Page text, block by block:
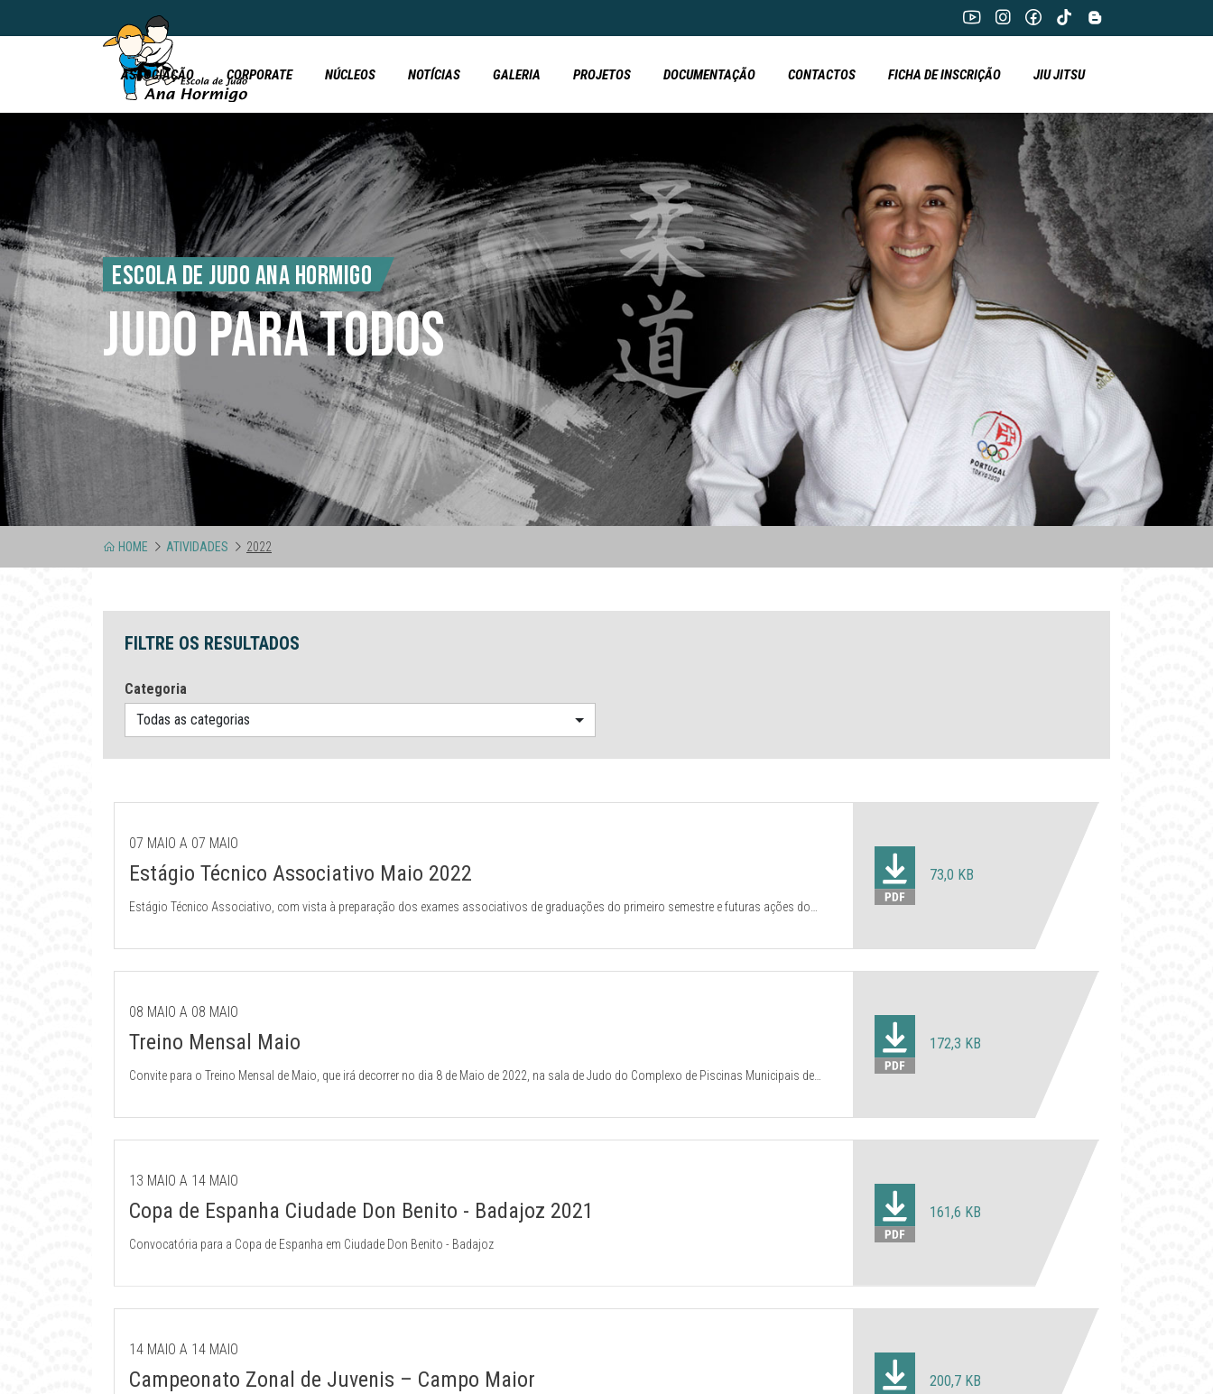
ASSOCIAÇÃO CORPORATE NÚCLEOS NOTÍCIAS GALERIA PROJETOS DOCUMENTAÇÃO CONTACTOS FICHA DE INSCRIÇÃO JIU JITSU
ESCOLA DE JUDO ANA HORMIGO
JUDO PARA TODOS
HOME ATIVIDADES 2022
FILTRE OS RESULTADOS
Categoria
Todas as categorias
07 MAIO A 07 MAIO
Estágio Técnico Associativo Maio 2022
Estágio Técnico Associativo, com vista à preparação dos exames associativos de graduações do primeiro semestre e futuras ações do
73,0 KB
08 MAIO A 08 MAIO
Treino Mensal Maio
Convite para o Treino Mensal de Maio, que irá decorrer no dia 8 de Maio de 2022, na sala de Judo do Complexo de Piscinas Municipais de
172,3 KB
13 MAIO A 14 MAIO
Copa de Espanha Ciudade Don Benito - Badajoz 2021
Convocatória para a Copa de Espanha em Ciudade Don Benito - Badajoz
161,6 KB
14 MAIO A 14 MAIO
Campeonato Zonal de Juvenis – Campo Maior 200,7 KB